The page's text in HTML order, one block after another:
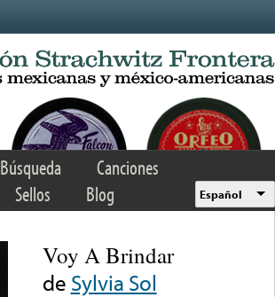
Búsqueda
Canciones
Sellos Blog Español
Voy A Brindar
de Sylvia Sol